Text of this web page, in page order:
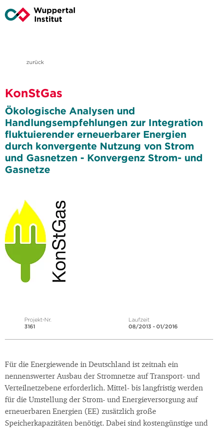
zurück
KonStGas
Ökologische Analysen und
Handlungsempfehlungen zur Integration
fluktuierender erneuerbarer Energien
durch konvergente Nutzung von Strom
und Gasnetzen - Konvergenz Strom- und
Gasnetze
Projekt-Nr.
3161
Laufzeit
08/2013 - 01/2016
Für die Energiewende in Deutschland ist zeitnah ein
nennenswerter Ausbau der Stromnetze auf Transport- und
Verteilnetzebene erforderlich. Mittel- bis langfristig werden
für die Umstellung der Strom- und Energieversorgung auf
erneuerbaren Energien (EE) zusätzlich große
Speicherkapazitäten benötigt. Dabei sind kostengünstige und